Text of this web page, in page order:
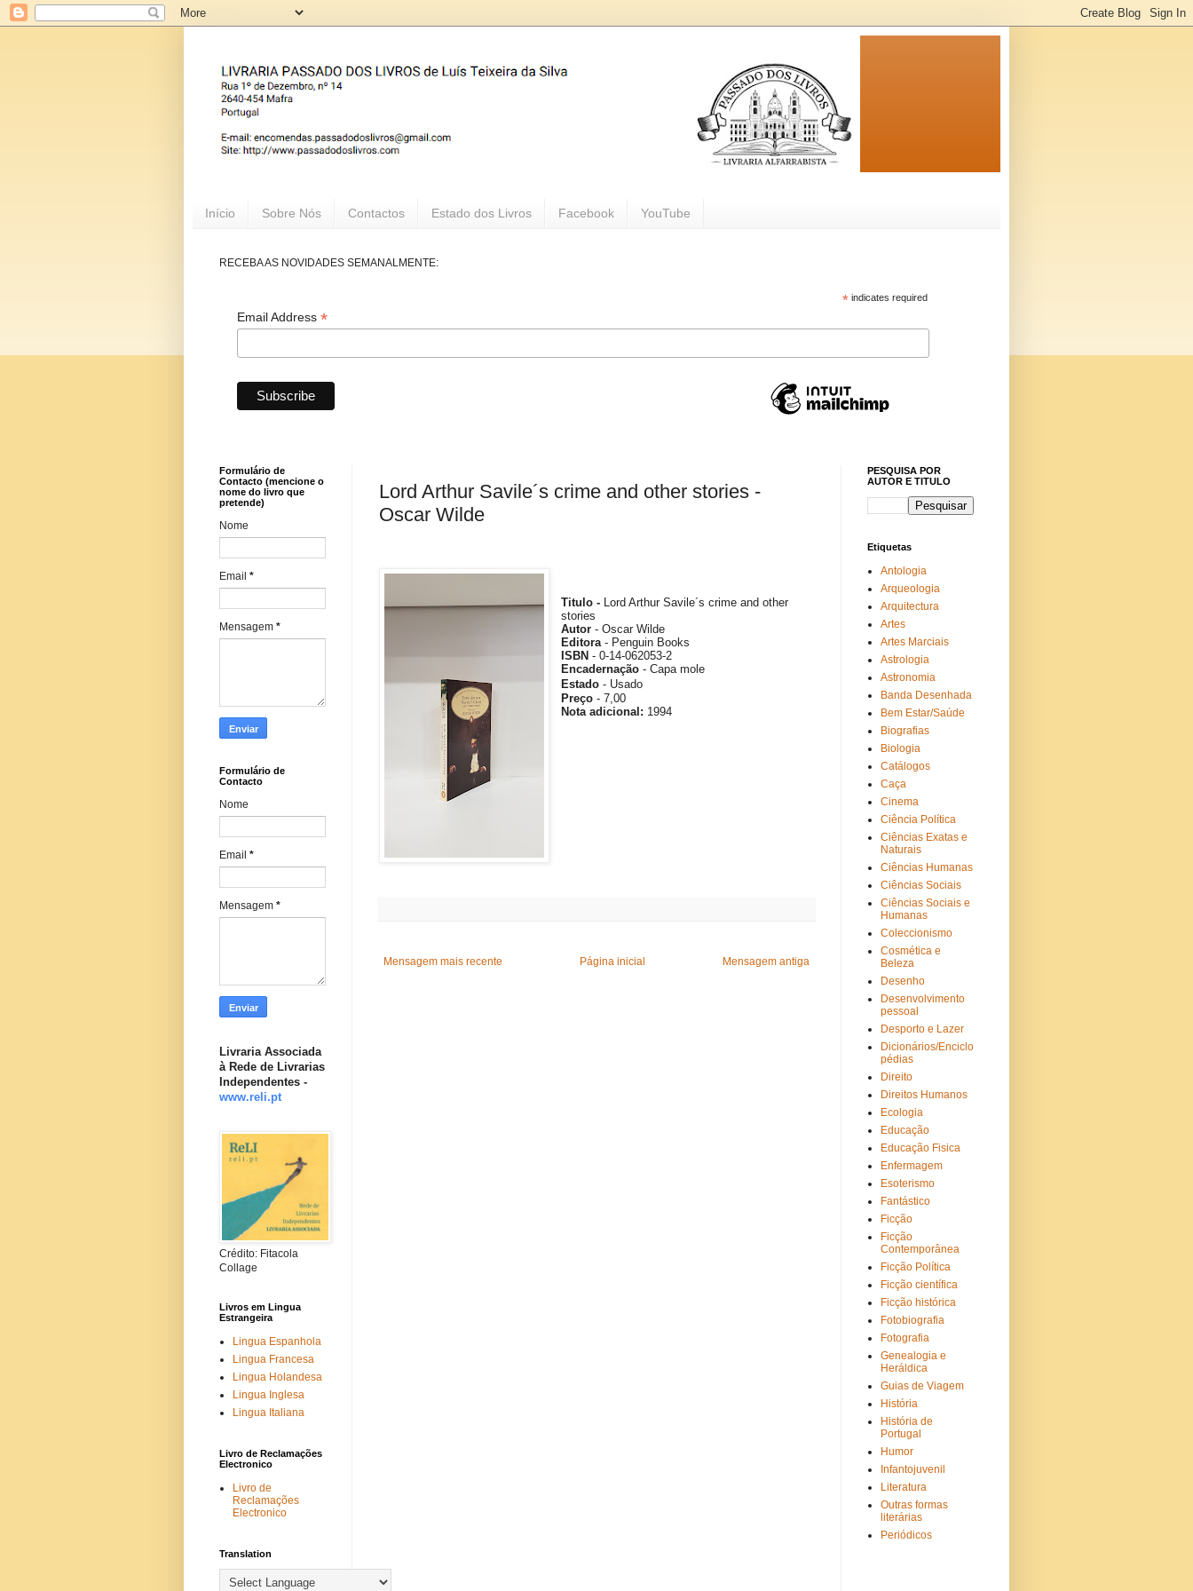
Início Sobre Nós Contactos Estado dos Livros Facebook YouTube
RECEBA AS NOVIDADES SEMANALMENTE:
*indicates required
Email Address *
Lord Arthur Savile´s crime and other stories -
Oscar Wilde
Titulo - Lord Arthur Savile´s crime and other
stories
Autor - Oscar Wilde
Editora- Penguin Books
ISBN - 0-14-062053-2
Encadernação - Capa mole
Estado - Usado
Preço - 7,00
Notaadicional : 1994
Mensagem mais recente Mensagem antiga
Página inicial
Formulário de
Contacto (mencione o
nome do livro que
pretende)
Nome
Email *
Mensagem *
Formulário de
Contacto
Nome
Email *
Mensagem *
Livraria Associada
à Rede de Livrarias
Independentes -
www.reli.pt
Crédito: Fitacola
Collage
Livros em Lingua
Estrangeira
Lingua Espanhola
Lingua Francesa
Lingua Holandesa
Lingua Inglesa
Lingua Italiana
Livro de Reclamações
Electronico
Livro de
Reclamações
Electronico
Translation
PESQUISA POR
AUTOR E TITULO
Etiquetas
Antologia
Arqueologia
Arquitectura
Artes
Artes Marciais
Astrologia
Astronomia
Banda Desenhada
Bem Estar/Saúde
Biografias
Biologia
Catálogos
Caça
Cinema
Ciência Política
Ciências Exatas e
Naturais
Ciências Humanas
Ciências Sociais
Ciências Sociais e
Humanas
Coleccionismo
Cosmética e
Beleza
Desenho
Desenvolvimento
pessoal
Desporto e Lazer
Dicionários/Enciclo
pédias
Direito
Direitos Humanos
Ecologia
Educação
Educação Fisica
Enfermagem
Esoterismo
Fantástico
Ficção
Ficção
Contemporânea
Ficção Política
Ficção científica
Ficção histórica
Fotobiografia
Fotografia
Genealogia e
Heráldica
Guias de Viagem
História
História de
Portugal
Humor
Infantojuvenil
Literatura
Outras formas
literárias
Periódicos